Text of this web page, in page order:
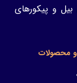
و پیکورهای
محصولات